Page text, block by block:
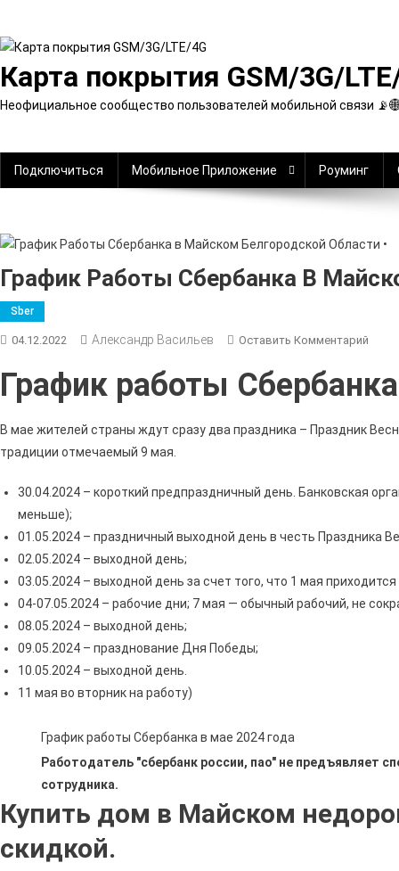
содержимому
Карта покрытия GSM/3G/
Неофициальное сообщество пользователей мобильной связи
Подключиться Мобильное Приложение Роуминг
График Работы Сбербанка В
Sber
04.12.2022 Александр Васильев Оставить Комментарий
График работы
В мае жителей страны ждут сразу два праздника – Праздник
традиции отмечаемый 9 мая.
30.04.2024 – короткий предпраздничный день. Банковская
меньше);
01.05.2024 – праздничный выходной день в честь Праздника
02.05.2024 – выходной день;
03.05.2024 – выходной день за счет того, что 1 мая приходится
04-07.05.2024 – рабочие дни; 7 мая — обычный рабочий, не
08.05.2024 – выходной день;
09.05.2024 – празднование Дня Победы;
10.05.2024 – выходной день.
11 мая во вторник на работу)
График работы Сбербанка в мае 2024 года
Работодатель "сбербанк россии, пао" не предъявляет
сотрудника.
Купить дом в Майском
скидкой.